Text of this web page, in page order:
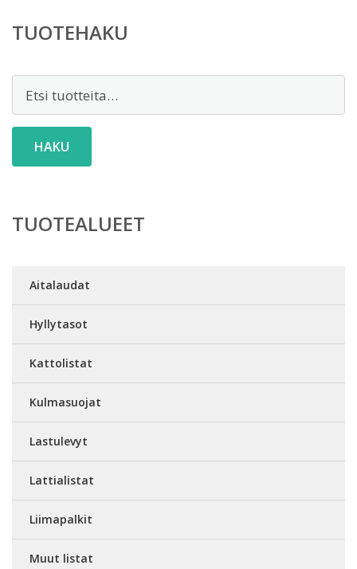
TUOTEHAKU
HAKU
TUOTEALUEET
Aitalaudat
Hyllytasot
Kattolistat
Kulmasuojat
Lastulevyt
Lattialistat
Liimapalkit
Muut listat